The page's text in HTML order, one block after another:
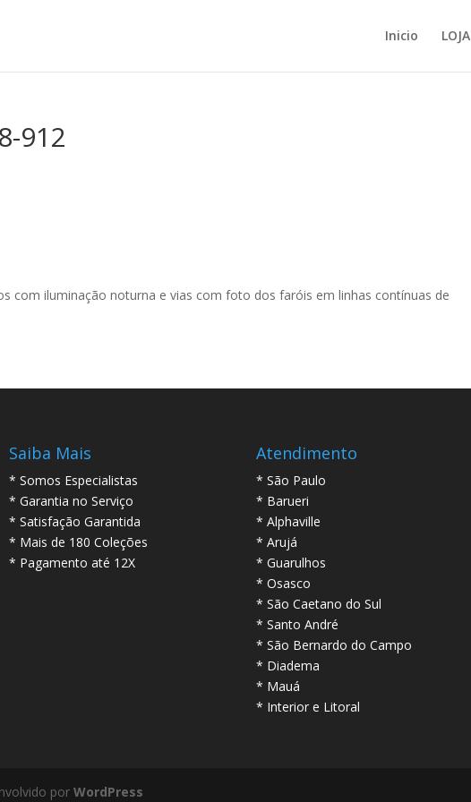
Inicio LOJA
912
com iluminação noturna e vias com foto dos faróis em linhas contínuas de
Saiba Mais
* Somos Especialistas
* Garantia no Serviço
* Satisfação Garantida
* Mais de 180 Coleções
* Pagamento até 12X
Atendimento
* São Paulo
* Barueri
* Alphaville
* Arujá
* Guarulhos
* Osasco
* São Caetano do Sul
* Santo André
* São Bernardo do Campo
* Diadema
* Mauá
* Interior e Litoral
porWordPress